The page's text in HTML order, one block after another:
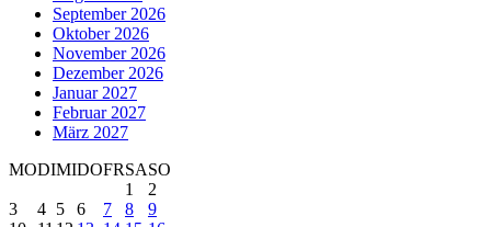
September 2026
Oktober 2026
November 2026
Dezember 2026
Januar 2027
Februar 2027
März 2027
MODIMIDOFRSASO
1
2
3
4 5 6 7 8
9